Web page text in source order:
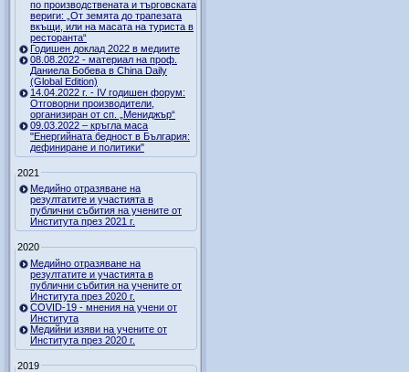
по производствената и търговската
вериги: „От земята до трапезата
вкъщи, или на масата на туриста в
ресторанта“
Годишен доклад 2022 в медиите
08.08.2022 - материал на проф.
Даниела Бобева в China Daily
(Global Edition)
14.04.2022 г. - IV годишен форум:
Отговорни производители,
организиран от сп. „Мениджър“
09.03.2022 – кръгла маса
"Енергийната бедност в България:
дефиниране и политики"
2021
Медийно отразяване на
резултатите и участията в
публични събития на учените от
Института през 2021 г.
2020
Медийно отразяване на
резултатите и участията в
публични събития на учените от
Института през 2020 г.
COVID-19 - мнения на учени от
Института
Медийни изяви на учените от
Института през 2020 г.
2019